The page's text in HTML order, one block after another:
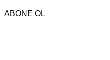
ABONE OL